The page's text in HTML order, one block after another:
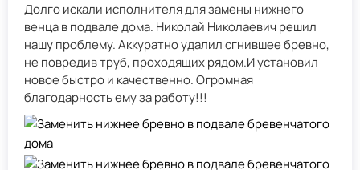
Долго искали исполнителя для замены нижнего
венца в подвале дома. Николай Николаевич решил
нашу проблему. Аккуратно удалил сгнившее бревно,
не повредив труб, проходящих рядом.И установил
новое быстро и качественно. Огромная
благодарность ему за работу!!!